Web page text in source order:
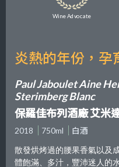
Wine Advocate
炎熱的年份，孕
Paul Jaboulet Aine
Sterimberg Blanc
保羅佳布列酒廠 艾米
2018 750ml
白酒
散發烘烤過的腰果香氣以及
體飽滿、多汁，豐沛迷人的